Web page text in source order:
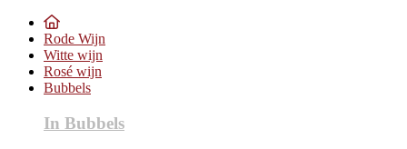
Rode Wijn
Witte wijn
Rosé wijn
Bubbels
In Bubbels